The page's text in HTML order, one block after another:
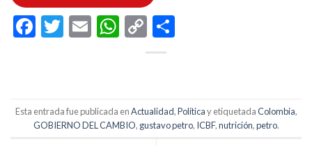
Facebook
Twitter
EmailWhatsApp
Copy
Link
Esta entrada fue publicada enActualidad,Políticay etiquetadaColombia,
GOBIERNO DEL CAMBIO, gustavo petro, ICBF,nutrición,petro.